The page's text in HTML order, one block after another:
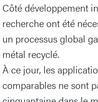
Côté développement
recherche ont été
un processus global
métal recyclé.
À ce jour, les
comparables ne sont